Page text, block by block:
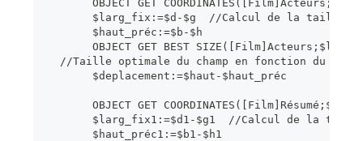
OBJECT GET
$larg_fix:=$d-$g  //Calcul de la taille du
$haut_préc:=$b-$h
OBJECT GET BEST
//Taille optimale du champ en fonction du
$deplacement:=$haut-$haut_préc
OBJECT GET
$larg_fix1:=$d1-$g1  //Calcul de la taille du
$haut_préc1:=$b1-$h1